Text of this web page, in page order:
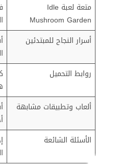
متعة لعبة Idle
Mushroom Garden
أسرار النجاح للمبتدئين
روابط التحميل
ألعاب وتطبيقات مشابهة
الأسئلة الشائعة